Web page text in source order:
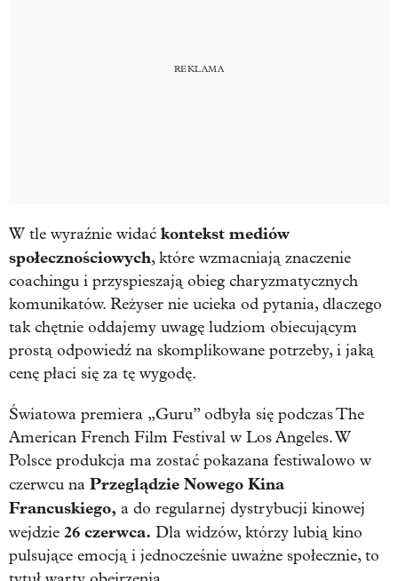
W tle wyraźnie widać kontekst mediów
społecznościowych, które wzmacniają znaczenie
coachingu i przyspieszają obieg charyzmatycznych
komunikatów. Reżyser nie ucieka od pytania, dlaczego
tak chętnie oddajemy uwagę ludziom obiecującym
prostą odpowiedź na skomplikowane potrzeby, i jaką
cenę płaci się za tę wygodę.
Światowa premiera „Guru” odbyła się podczas The
American French Film Festival w Los Angeles. W
Polsce produkcja ma zostać pokazana festiwalowo w
czerwcu na Przeglądzie Nowego Kina
Francuskiego, a do regularnej dystrybucji kinowej
wejdzie 26 czerwca. Dla widzów, którzy lubią kino
pulsujące emocją i jednocześnie uważne społecznie, to